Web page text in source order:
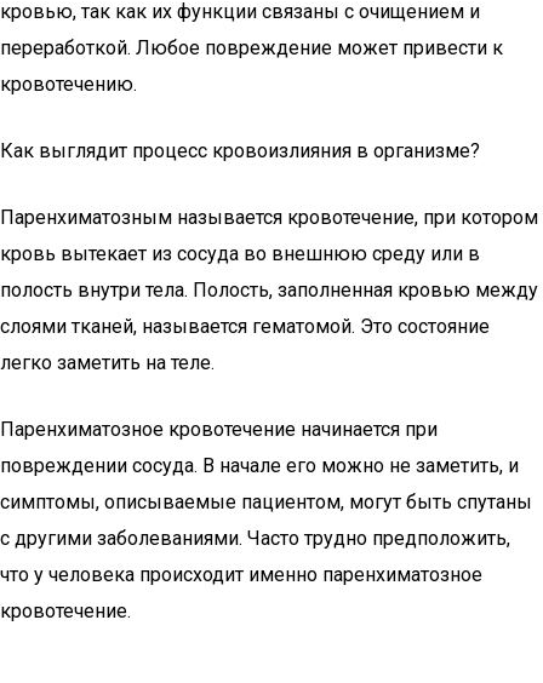
кровью, так как их функции связаны с очищением и
переработкой. Любое повреждение может привести к
кровотечению.
Как выглядит процесс кровоизлияния в организме?
Паренхиматозным называется кровотечение, при котором
кровь вытекает из сосуда во внешнюю среду или в
полость внутри тела. Полость, заполненная кровью между
слоями тканей, называется гематомой. Это состояние
легко заметить на теле.
Паренхиматозное кровотечение начинается при
повреждении сосуда. В начале его можно не заметить, и
симптомы, описываемые пациентом, могут быть спутаны
с другими заболеваниями. Часто трудно предположить,
что у человека происходит именно паренхиматозное
кровотечение.